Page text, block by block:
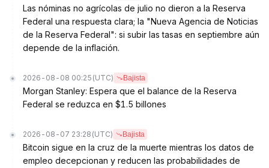
Las nóminas no agrícolas de julio no dieron a la Reserva
Federal una respuesta clara; la "Nueva Agencia de Noticias
de la Reserva Federal": si subir las tasas en septiembre aún
depende de la inflación.
2026-08-08 00:25 (UTC) Bajista
Morgan Stanley: Espera que el balance de la Reserva
Federal se reduzca en $1.5 billones
2026-08-07 23:28 (UTC) Bajista
Bitcoin sigue en la cruz de la muerte mientras los datos de
empleo decepcionan y reducen las probabilidades de